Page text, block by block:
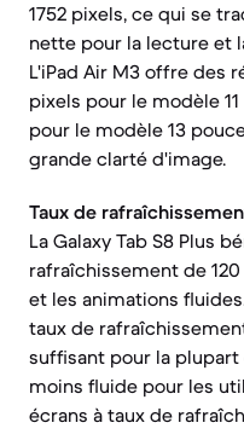
1752 pixels, ce qui se
nette pour la lecture et
L'iPad Air M3 offre des
pixels pour le modèle
pour le modèle 13
grande clarté d'image.
Taux de
La Galaxy Tab S8 Plus
rafraîchissement de
et les animations
taux de
suffisant pour la
moins fluide pour les
écrans à taux de